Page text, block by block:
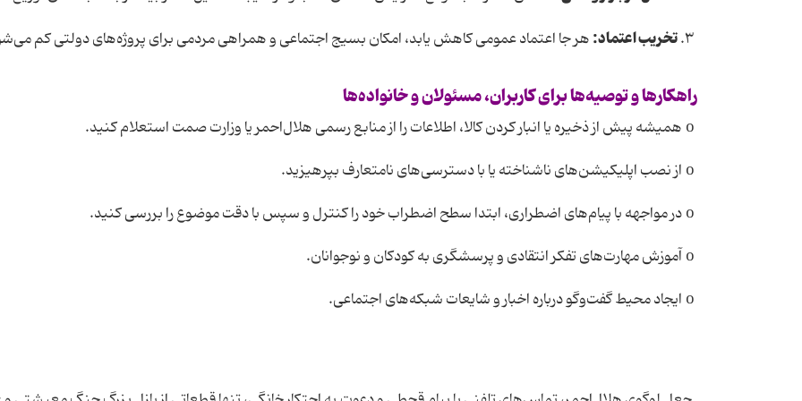
تخریباعتماد:هر جا اعتماد عمومی کاهش یابد، امکان بسیج اجتماعی و همراهی مردمی برای پروژه‌های دولتی کم
راهکارهاوتوصیههابرایکاربران،مسئولانوخانوادهها